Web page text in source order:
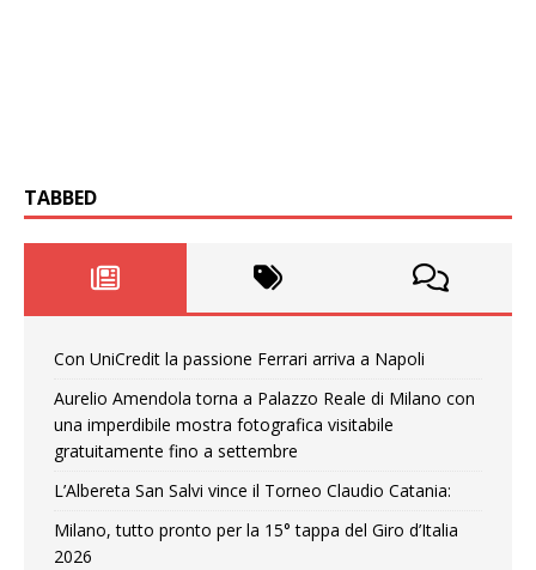
TABBED
Con UniCredit la passione Ferrari arriva a Napoli
Aurelio Amendola torna a Palazzo Reale di Milano con
una imperdibile mostra fotografica visitabile
gratuitamente fino a settembre
L’Albereta San Salvi vince il Torneo Claudio Catania:
Milano, tutto pronto per la 15° tappa del Giro d’Italia
2026